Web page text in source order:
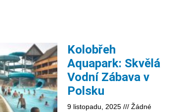
Kolobřeh
Aquapark: Skvělá
Vodní Zábava v
Polsku
9 listopadu, 2025
Žádné